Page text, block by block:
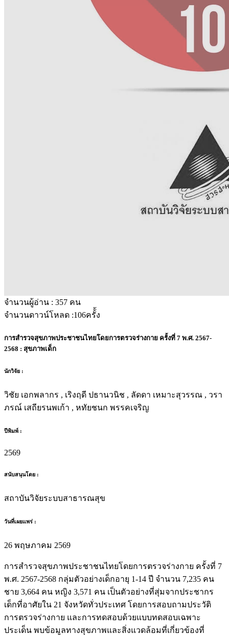
จำนวนผู้อ่าน : 357 คน
จำนวนดาวน์โหลด :106ครั้้ง
การสำรวจสุขภาพประชาชนไทยโดยการตรวจร่างกาย ครั้งที่ 7 พ.ศ. 2567-
2568 : สุขภาพเด็ก
นักวิจัย :
วิชัย เอกพลากร , เริงฤดี ปธานวนิช , ลัดดา เหมาะสุวรรณ , วรา
ภรณ์ เสถียรนพเก้า , หทัยชนก พรรคเจริญ
ปีพิมพ์ :
2569
สนับสนุนโดย :
สถาบันวิจัยระบบสาธารณสุข
วันที่เผยแพร่ :
26 พฤษภาคม 2569
การสำรวจสุขภาพประชาชนไทยโดยการตรวจร่างกาย ครั้งที่ 7
พ.ศ. 2567-2568 กลุ่มตัวอย่างเด็กอายุ 1-14 ปี จำนวน 7,235 คน
ชาย 3,664 คน หญิง 3,571 คน เป็นตัวอย่างที่สุ่มจากประชากร
เด็กที่อาศัยใน 21 จังหวัดทั่วประเทศ โดยการสอบถามประวัติ
การตรวจร่างกาย และการทดสอบด้วยแบบทดสอบเฉพาะ
ประเด็น พบข้อมูลทางสุขภาพและสิ่งแวดล้อมที่เกี่ยวข้องที่